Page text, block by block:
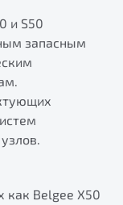
и S50
запасным
как Belgee X50